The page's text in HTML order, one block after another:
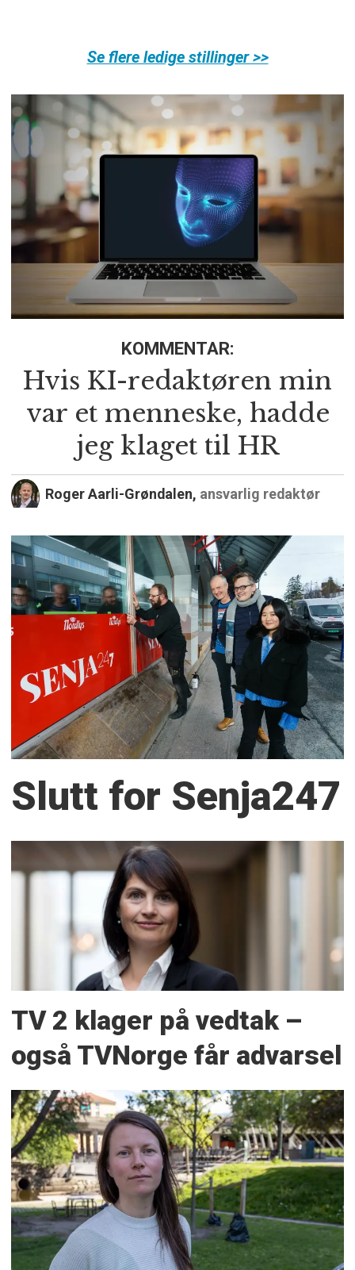
Se flere ledige stillinger >>
KOMMENTAR:
Hvis KI-redaktøren min
var et menneske, hadde
jeg klaget til HR
Roger Aarli-Grøndalen, ansvarlig redaktør
Slutt for Senja247
TV 2 klager på vedtak –
også TVNorge får advarsel